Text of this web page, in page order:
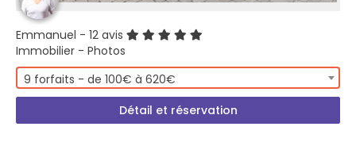
Emmanuel - 12 avis
Immobilier - Photos
9 forfaits - de 100€ à 620€
Détail et réservation